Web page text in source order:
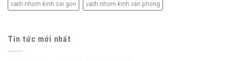
vach nhom kinh sai gon vach nhom kinh van phong
Tin tức mới nhất